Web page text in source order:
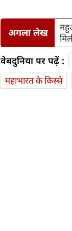
अगला लेख
वेबदुनिया पर पढ़ें :
महाभारत के किस्से